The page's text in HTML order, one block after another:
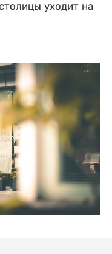
уходит на